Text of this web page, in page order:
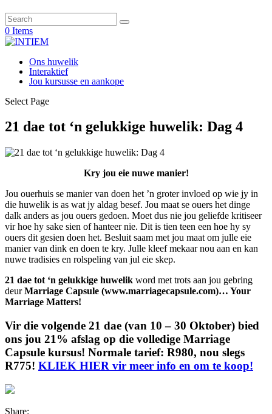
0 Items
Ons huwelik
Interaktief
Jou kursusse en aankope
Select Page
21 dae tot ‘n gelukkige huwelik: Dag 4
Kry jou eie nuwe manier!
Jou ouerhuis se manier van doen het ’n groter invloed op wie jy in
die huwelik is as wat jy aldag besef. Jou maat se ouers het dinge
dalk anders as jou ouers gedoen. Moet dus nie jou geliefde kritiseer
vir hoe hy sake sien of hanteer nie. Dit is tien teen een hoe hy sy
ouers dit gesien doen het. Besluit saam met jou maat om julle eie
manier van dink en doen te kry. Julle kleef mekaar nou aan en kan
nuwe tradisies en rolspeling van jul eie skep.
21 dae tot ‘n gelukkige huwelik word met trots aan jou gebring
deurMarriage Capsule (www.marriagecapsule.com)… Your
Marriage Matters!
Vir die volgende 21 dae (van 10 – 30 Oktober) bied
ons jou 21% afslag op die volledige Marriage
Capsule kursus! Normale tarief: R980, nou slegs
R775! KLIEK HIER vir meer info en om te koop!
Share: